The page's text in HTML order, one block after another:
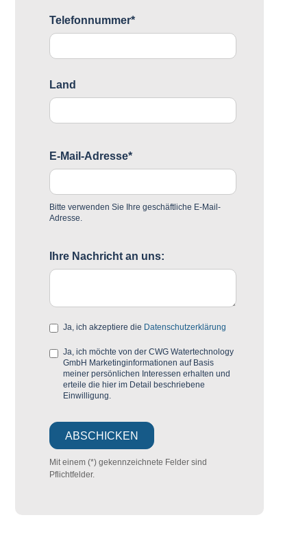
Telefonnummer*
Land
E-Mail-Adresse*
Bitte verwenden Sie Ihre geschäftliche E-Mail-
Adresse.
Ihre Nachricht an uns:
Ja, ich akzeptiere die Datenschutzerklärung
Ja, ich möchte von der CWG Watertechnology
GmbH Marketinginformationen auf Basis
meiner persönlichen Interessen erhalten und
erteile die hier im Detail beschriebene
Einwilligung.
Mit einem (*) gekennzeichnete Felder sind
Pflichtfelder.